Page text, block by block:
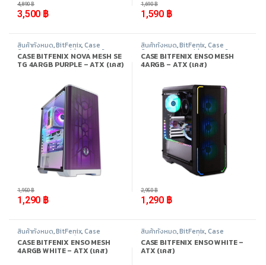
3,500 ฿
4,890฿
1,590 ฿
1,690฿
สินค้าทั้งหมด,BitFenix, Case
Computer - เคสเปล่า,อุปกรณ์
คอมพิวเตอร์
CASE BITFENIX NOVA MESH SE
TG 4ARGB PURPLE – ATX (เคส)
34%
1,290 ฿
1,950฿
สินค้าทั้งหมด,BitFenix, Case
Computer - เคสเปล่า,อุปกรณ์
คอมพิวเตอร์
CASE BITFENIX ENSO MESH
4ARGB – ATX (เคส)
1,290 ฿
2,950฿
สินค้าทั้งหมด,BitFenix, Case
Computer - เคสเปล่า
คอมพิวเตอร์
CASE BITFENIX ENSO MESH
4ARGB WHITE – ATX (เคส)
สินค้าทั้งหมด,BitFenix, Case
Computer - เคสเปล่า
คอมพิวเตอร์
CASE BITFENIX ENSO WHITE –
ATX (เคส)